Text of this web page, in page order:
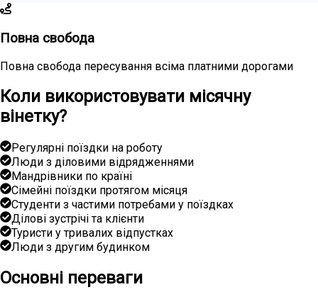
Повна свобода
Повна свобода пересування всіма платними дорогами
Коли використовувати місячну
вінетку?
Регулярні поїздки на роботу
Люди з діловими відрядженнями
Мандрівники по країні
Сімейні поїздки протягом місяця
Студенти з частими потребами у поїздках
Ділові зустрічі та клієнти
Туристи у тривалих відпустках
Люди з другим будинком
Основні переваги